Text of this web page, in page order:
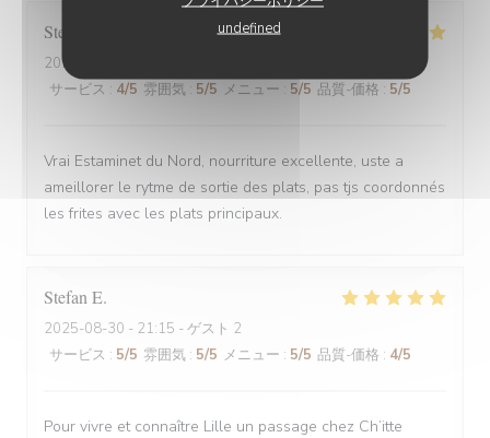
undefined
Stefano
2025-08-30
サービス : 4/5 雰囲気 : 5/5 メニュー : 5/5 品質-価格 : 5/5
Vrai Estaminet du Nord, nourriture excellente, uste a
ameillorer le rytme de sortie des plats, pas tjs coordonnés
les frites avec les plats principaux.
Stefan E
2025-08-30 - 21:15 - ゲスト 2
サービス : 5/5 雰囲気 : 5/5 メニュー : 5/5 品質-価格 : 4/5
Pour vivre et connaître Lille un passage chez Ch’itte